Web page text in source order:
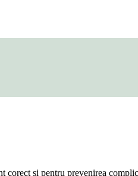
și pentru prevenirea